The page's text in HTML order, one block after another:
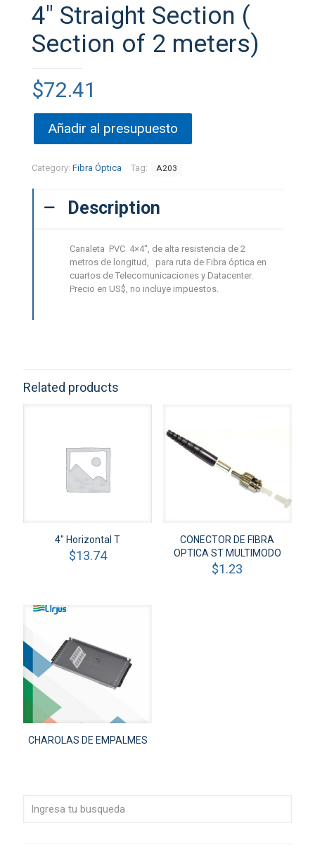
4″ Straight Section (
Section of 2 meters)
$72.41
Añadir al presupuesto
Category: Fibra Óptica Tag: A203
Description
Canaleta PVC 4×4″, de alta resistencia de 2
metros de longitud, para ruta de Fibra óptica en
cuartos de Telecomunicaciones y Datacenter.
Precio en US$, no incluye impuestos.
Related products
4″ Horizontal T
$13.74
CONECTOR DE FIBRA
OPTICA ST MULTIMODO
$1.23
CHAROLAS DE EMPALMES